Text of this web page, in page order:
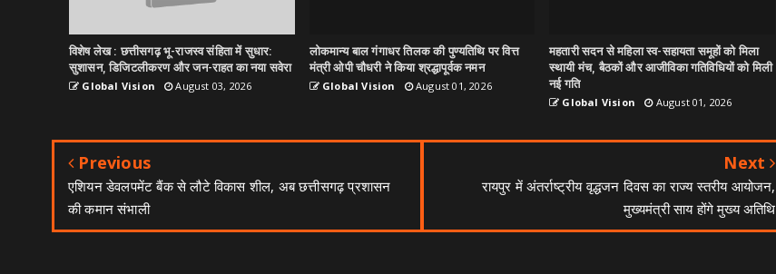
विशेष लेख : छत्तीसगढ़ भू-राजस्व संहिता में सुधार:
सुशासन, डिजिटलीकरण और जन-राहत का नया सवेरा
Global Vision August 03, 2026
लोकमान्य बाल गंगाधर तिलक की पुण्यतिथि पर वित्त
मंत्री ओपी चौधरी ने किया श्रद्धापूर्वक नमन
Global Vision August 01, 2026
महतारी सदन से महिला स्व-सहायता समूहों को मिला
स्थायी मंच, बैठकों और आजीविका गतिविधियों को मिली
नई गति
Global Vision August 01, 2026
Previous
एशियन डेवलपमेंट बैंक से लौटे विकास शील, अब छत्तीसगढ़ प्रशासन
की कमान संभाली
Next
रायपुर में अंतर्राष्ट्रीय वृद्धजन दिवस का राज्य स्तरीय आयोजन,
मुख्यमंत्री साय होंगे मुख्य अतिथि